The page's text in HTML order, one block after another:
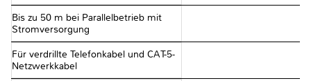
Bis zu 50 m bei Parallelbetrieb mit
Stromversorgung
Für verdrillte Telefonkabel und CAT-5-
Netzwerkkabel